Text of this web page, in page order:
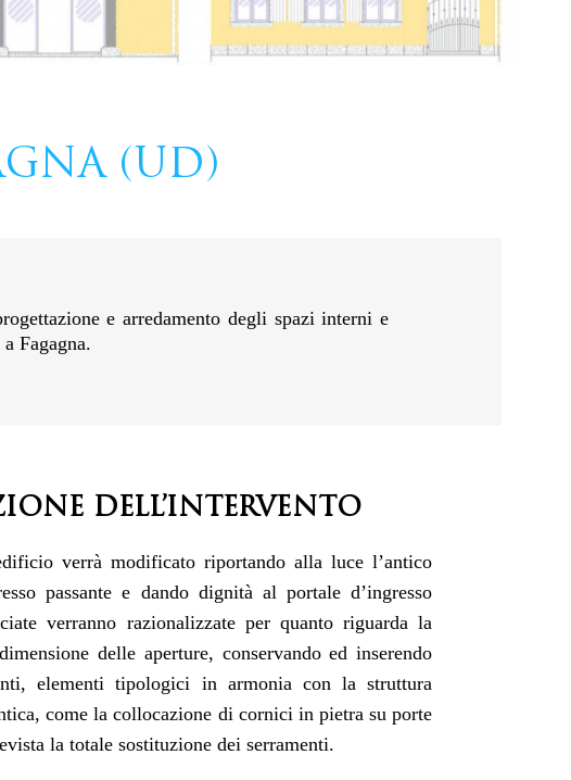
(UD)
e arredamento degli spazi interni e
Fagagna.
DELL’INTERVENTO
verrà modificato riportando alla luce l’antico
passante e dando dignità al portale d’ingresso
verranno razionalizzate per quanto riguarda la
delle aperture, conservando ed inserendo
elementi tipologici in armonia con la struttura
come la collocazione di cornici in pietra su porte
la totale sostituzione dei serramenti.